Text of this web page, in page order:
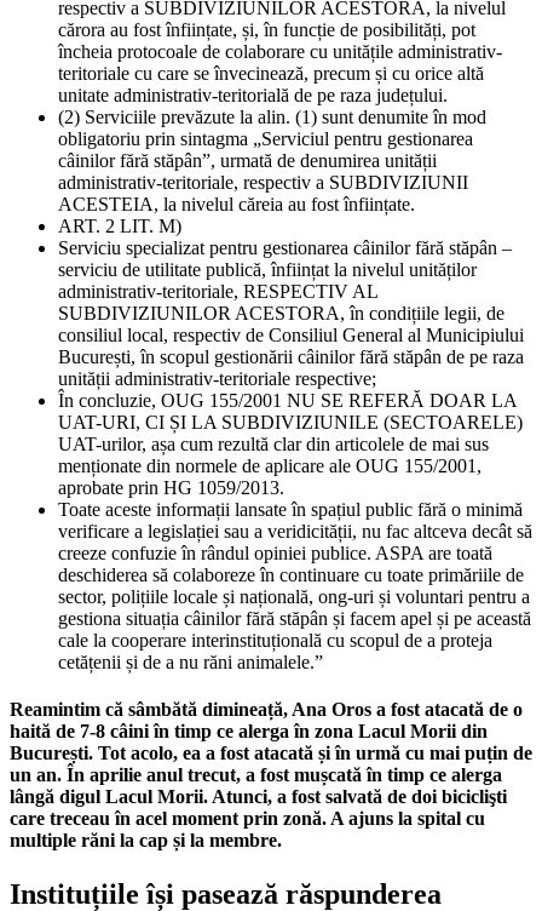
respectiv a SUBDIVIZIUNILOR ACESTORA, la nivelul
cărora au fost înființate, și, în funcție de posibilități, pot
încheia protocoale de colaborare cu unitățile administrativ-
teritoriale cu care se învecinează, precum și cu orice altă
unitate administrativ-teritorială de pe raza județului.
(2) Serviciile prevăzute la alin. (1) sunt denumite în mod
obligatoriu prin sintagma „Serviciul pentru gestionarea
câinilor fără stăpân”, urmată de denumirea unității
administrativ-teritoriale, respectiv a SUBDIVIZIUNII
ACESTEIA, la nivelul căreia au fost înființate.
ART. 2 LIT. M)
Serviciu specializat pentru gestionarea câinilor fără stăpân –
serviciu de utilitate publică, înființat la nivelul unităților
administrativ-teritoriale, RESPECTIV AL
SUBDIVIZIUNILOR ACESTORA, în condițiile legii, de
consiliul local, respectiv de Consiliul General al Municipiului
București, în scopul gestionării câinilor fără stăpân de pe raza
unității administrativ-teritoriale respective;
În concluzie, OUG 155/2001 NU SE REFERĂ DOAR LA
UAT-URI, CI ȘI LA SUBDIVIZIUNILE (SECTOARELE)
UAT-urilor, așa cum rezultă clar din articolele de mai sus
menționate din normele de aplicare ale OUG 155/2001,
aprobate prin HG 1059/2013.
Toate aceste informații lansate în spațiul public fără o minimă
verificare a legislației sau a veridicității, nu fac altceva decât să
creeze confuzie în rândul opiniei publice. ASPA are toată
deschiderea să colaboreze în continuare cu toate primăriile de
sector, polițiile locale și națională, ong-uri și voluntari pentru a
gestiona situația câinilor fără stăpân și facem apel și pe această
cale la cooperare interinstituțională cu scopul de a proteja
cetățenii și de a nu răni animalele.”
Reamintim că sâmbătă dimineață, Ana Oros a fost atacată de o
haită de 7-8 câini în timp ce alerga în zona Lacul Morii din
București. Tot acolo, ea a fost atacată și în urmă cu mai puțin de
un an. În aprilie anul trecut, a fost mușcată în timp ce alerga
lângă digul Lacul Morii. Atunci, a fost salvată de doi biciclişti
care treceau în acel moment prin zonă. A ajuns la spital cu
multiple răni la cap și la membre.
Instituțiile își pasează răspunderea